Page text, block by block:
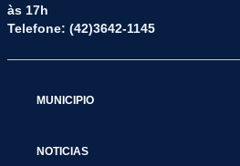
às 17h
Telefone: (42)3642-1145
MUNICIPIO
NOTICIAS